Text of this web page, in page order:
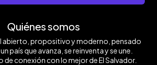
Quiénes somos
abierto, propositivo y moderno, pensado
país que avanza, se reinventa y se une.
de conexión con lo mejor de El Salvador.